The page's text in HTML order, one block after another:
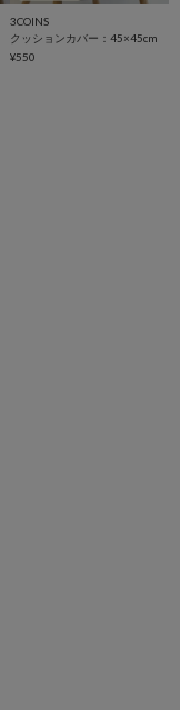
3COINS
クッションカバー：45×45cm
¥550